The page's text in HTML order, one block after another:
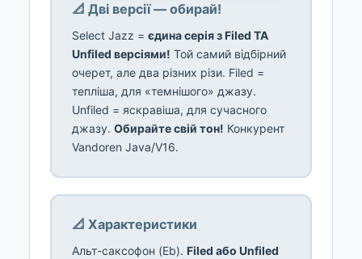
📐 Дві версії — обирай!
Select Jazz = єдина серія з Filed ТА
Unfiled версіями! Той самий відбірний
очерет, але два різних різи. Filed =
тепліша, для «темнішого» джазу.
Unfiled = яскравіша, для сучасного
джазу. Обирайте свій тон! Конкурент
Vandoren Java/V16.
📐 Характеристики
Альт-саксофон (Eb). Filed або Unfiled